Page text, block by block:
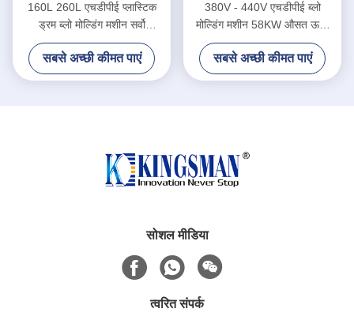
160L 260L एचडीपीई प्लास्टिक
ड्रम ब्लो मोल्डिंग मशीन सर्वो
हाइड्रोलिक सिस्टम
सबसे अच्छी कीमत पाएं
380V - 440V एचडीपीई ब्लो
मोल्डिंग मशीन 58KW औसत ऊर्जा
की खपत
सबसे अच्छी कीमत पाएं
सोशल मीडिया
त्वरित संपर्क